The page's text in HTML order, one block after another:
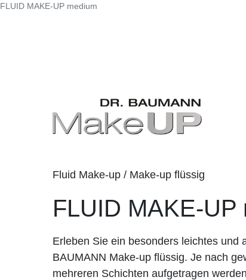
FLUID MAKE-UP medium
Fluid Make-up / Make-up flüssig
FLUID MAKE-UP
Erleben Sie ein besonders leichtes und
BAUMANN Make-up flüssig. Je nach
mehreren Schichten aufgetragen